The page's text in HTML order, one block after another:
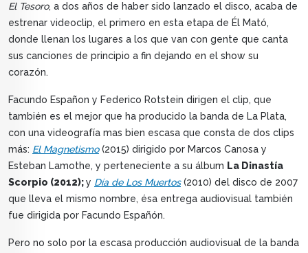
El Tesoro, a dos años de haber sido lanzado el disco, acaba de
estrenar videoclip, el primero en esta etapa de Él Mató,
donde llenan los lugares a los que van con gente que canta
sus canciones de principio a fin dejando en el show su
corazón.
Facundo Españon y Federico Rotstein dirigen el clip, que
también es el mejor que ha producido la banda de La Plata,
con una videografía mas bien escasa que consta de dos clips
más: El Magnetismo (2015) dirigido por Marcos Canosa y
Esteban Lamothe, y perteneciente a su álbum La Dinastía
Scorpio (2012);y Día de Los Muertos(2010) del disco de 2007
que lleva el mismo nombre, ésa entrega audiovisual también
fue dirigida por Facundo Españón.
Pero no solo por la escasa producción audiovisual de la banda